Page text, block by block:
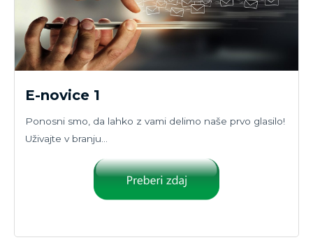
E-novice 1
Ponosni smo, da lahko z vami delimo naše prvo glasilo!
Uživajte v branju…